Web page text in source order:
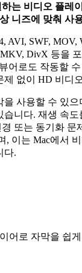
는 비디오 플레
니즈에 맞춰 사
AVI, SWF, MOV,
DivX 등을
어로도 작동할
제 없이 HD 비디
을 사용할 수 있
습니다. 재생 속
또는 동기화 문
, 이는 Mac에서
다.
어로 자막을 쉽